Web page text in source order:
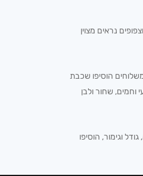
סידורים נמוכים וצפופים נראים מצוין
הוסיפו שכבת
שחור ולבן
וגימור, הוסיפו